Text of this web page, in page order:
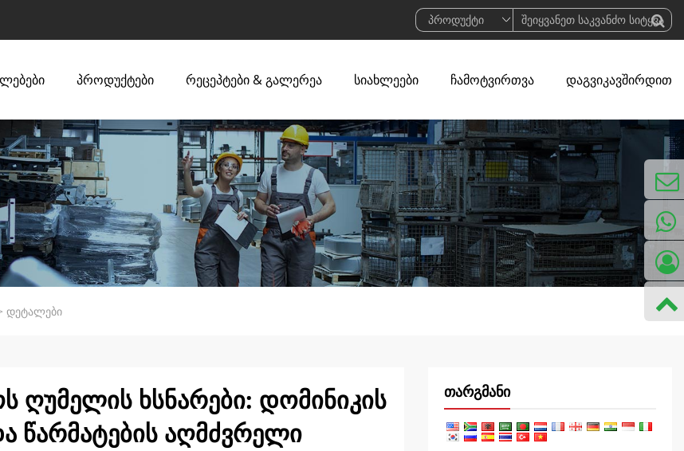
პროდუქტები რეცეპტები & გალერეა სიახლეები ჩამოტვირთვა დაგვიკავშირდით
დეტალები
ხსნარები: დომინიკის
წარმატების აღმძვრელი
თარგმანი